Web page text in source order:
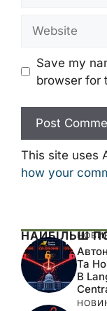
Save my
browser for
This site uses
how your
НАЙБІЛЬШ
Та
В